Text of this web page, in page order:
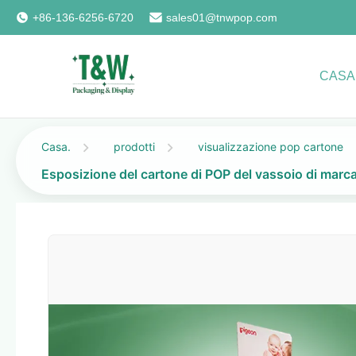
+86-136-6256-6720 sales01@tnwpop.com
CASA
Casa. prodotti visualizzazione pop cartone
Esposizione del cartone di POP del vassoio di